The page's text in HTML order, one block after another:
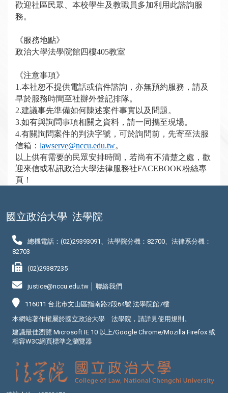
歡迎社區民眾、本校學生及教職員多加利用此諮詢服
務。
《服務地點》
政治大學法學院館四樓405教室
《注意事項》
1.本社恕不提供電話或信件諮詢，亦無預約服務，請及
早於服務時間至社辦外登記排隊。
2.建議事先準備如何陳述案件事實以及問題。
3.如有與詢問事項相關之資料，請一同攜至現場。
4.有關詢問案件的判決字號，可於詢問前，先寄至法服
信箱： lawserve@nccu.edu.tw。
以上供有需要的民眾安排時間，若尚有不清楚之處，歡
迎來信或私訊政治大學法律服務社FACEBOOK粉絲專
頁！
國立政治大學 法學院
總機電話：(02)29393091、法學院分機：82700、法律系分機：
82703
(02)29387235
justice@nccu.edu.tw │聯絡我們
116011 台北市文山區指南路2段64號 法學院館7樓
本網站著作權屬於國立政治大學 法學院，請詳見使用規則 。
建議最佳瀏覽 Microsoft IE 10 以上/Google Chrome/Mozilla Firefox 或
相容W3C網頁標準之瀏覽器